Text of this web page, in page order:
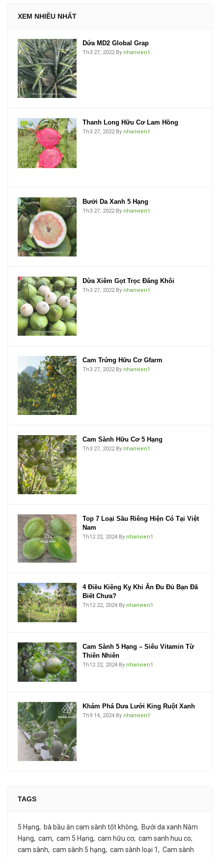
XEM NHIỀU NHẤT
Dứa MD2 Global Grap
Th3 27, 2022 By nhanvien1
Thanh Long Hữu Cơ Lam Hồng
Th3 27, 2022 By nhanvien1
Bưởi Da Xanh 5 Hạng
Th3 27, 2022 By nhanvien1
Dừa Xiêm Gọt Trọc Đăng Khôi
Th3 27, 2022 By nhanvien1
Cam Trứng Hữu Cơ Gfarm
Th3 27, 2022 By nhanvien1
Cam Sành Hữu Cơ 5 Hạng
Th3 27, 2022 By nhanvien1
Top 7 Loại Sầu Riêng Hiện Có Tại Việt
Nam
Th12 22, 2024 By nhanvien1
4 Điều Kiêng Kỵ Khi Ăn Đu Đủ Bạn Đã
Biết Chưa?
Th12 22, 2024 By nhanvien1
Cam Sành 5 Hạng – Siêu Vitamin Từ
Thiên Nhiên
Th12 22, 2024 By nhanvien1
Khám Phá Dưa Lưới King Ruột Xanh
Th9 14, 2024 By nhanvien1
TAGS
5 Hạng bà bầu ăn cam sành tốt không
Bưởi da xanh Năm
Hạng
cam cam 5 Hạng cam hữu cơ cam sanh huu co
cam sành
cam sành 5 hạng cam sành loại 1
Cam sành